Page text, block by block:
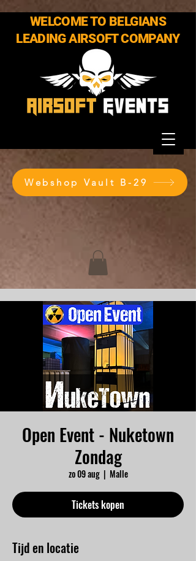
WELCOME TO BELGIANS
LEADING AIRSOFT COMPANY
Webshop Vault B-29
Open Event - Nuketown
Zondag
zo 09 aug
  |
Malle
Tickets kopen
Tijd en locatie